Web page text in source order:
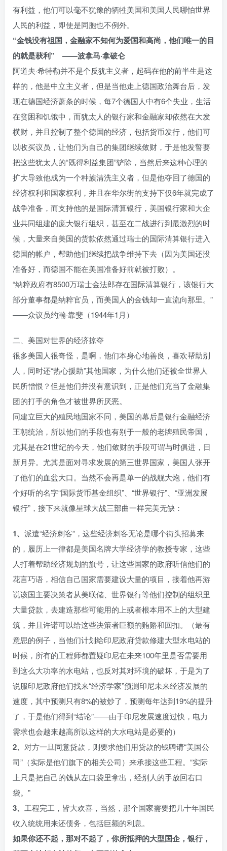
有利益，他们可以毫不犹豫的牺牲美国和美国人民哪怕世界
人民的利益，即使是同胞也不例外。
“金钱没有祖国，金融家不知何为爱国和高尚，他们唯一的目
的就是获利” ——波拿马·拿破仑
阿道夫·希特勒并不是个反犹主义者，起码在他的前半生是这
样的，他是中立主义者，但是当他走上德国政治舞台后，发
现在德国经济萧条的时候，每7个德国人中有6个失业，生活
在贫困和饥饿中，而犹太人的银行家和金融家却依然在大发
横财，并且控制了整个德国的经济，包括货币发行，他们可
以收买议员，让他们为自己的集团继续敛财，于是他发誓要
把这些犹太人的“既得利益集团”铲除，当然后来这种心理的
扩大导致他成为一个种族清洗主义者，但是他夺回了德国的
经济权利和国家权利，并且在华尔街的支持下仅6年就完成了
战争准备，而支持他的是国际清算银行，美国银行家和大企
业共同组建的庞大银行组织，甚至在二战进行到最激烈的时
候，大量来自美国的货款依然通过瑞士的国际清算银行进入
德国的帐户，帮助他们继续把战争维持下去（因为美国还没
准备好，而德国不能在美国准备好前就被打败）。
“纳粹政府有8500万瑞士金法郎存在国际清算银行，该银行大
部分董事都是纳粹官员，而美国人的金钱却一直流向那里。”
——众议员约瀚·靠斐（1944年1月）
二、美国对世界的经济掠夺
很多美国人很奇怪，是啊，他们本身心地善良，喜欢帮助别
人，同时还“热心援助”其他国家，为什么他们还被全世界人
民所憎恨？但是他们并没有意识到，正是他们充当了金融集
团的打手的角色才被世界所厌恶。
同建立巨大的殖民地国家不同，美国的幕后是银行金融经济
王朝统治，所以他们的手段也有别于一般的老牌殖民帝国，
尤其是在21世纪的今天，他们敛财的手段可谓与时俱进，日
新月异。尤其是面对寻求发展的第三世界国家，美国人张开
了他们的血盆大口。当然不会再是单一的战舰大炮，他们有
个好听的名字“国际货币基金组织”、“世界银行”、“亚洲发展
银行”，接下来就像星球大战三部曲一样完美无缺：
1、 派遣“经济刺客”，这些经济刺客无论是哪个街头招募来
的，履历上一律都是美国名牌大学经济学的教授专家，这些
人打着帮助经济规划的旗号，让这些国家的政府听信他们的
花言巧语，相信自己国家需要建设大量的项目，接着他再游
说该国主要决策者从美联储、世界银行等他们控制的组织里
大量贷款，去建造那些可能用的上或者根本用不上的大型建
筑，并且许诺可以给这些决策者巨额的贿赂和回扣。（最有
意思的例子，当他们计划给印尼政府贷款修建大型水电站的
时候，所有的工程师都置疑印尼在未来100年里是否需要用
到这么大功率的水电站，也反对其对环境的破坏，于是为了
说服印尼政府他们找来“经济学家”预测印尼未来经济发展的
速度，其中预测只有8%的被炒了，预测每年达到19%的提升
了，于是他们得到“结论”——由于印尼发展速度过快，电力
需求也会越来越高所以这样的大水电站是必要的）
2、 对方一旦同意贷款，则要求他们用贷款的钱聘请“美国公
司”（实际是他们旗下的相关公司）来承接这些工程。“实际
上只是把自己的钱从左口袋里拿出，经别人的手放回右口
袋。”
3、 工程完工，皆大欢喜，当然，那个国家需要把几十年国民
收入统统用来还债务，包括巨额的利息。
如果你还不起，那对不起了，你所抵押的大型国企，银行，